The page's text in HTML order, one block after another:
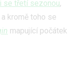
se třetí sezonou,
a kromě toho se
mapující počátek